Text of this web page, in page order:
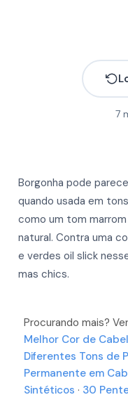
More
More
7
Borgonha pode
quando usada em
como um tom
natural. Contra uma
e verdes oil slick
mas chics.
Procurando mais?
Melhor Cor de
Diferentes Tons de
Permanente em
Sintéticos · 30